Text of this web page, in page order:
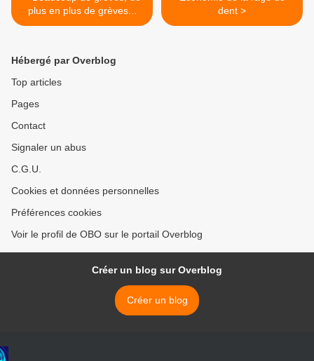
plus en plus de grèves...
dent >
Hébergé par Overblog
Top articles
Pages
Contact
Signaler un abus
C.G.U.
Cookies et données personnelles
Préférences cookies
Voir le profil de OBO sur le portail Overblog
Créer un blog sur Overblog
Créer un blog